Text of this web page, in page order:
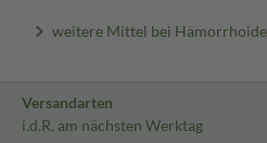
weitere Mittel bei
Versandarten
i.d.R. am nächsten Werktag